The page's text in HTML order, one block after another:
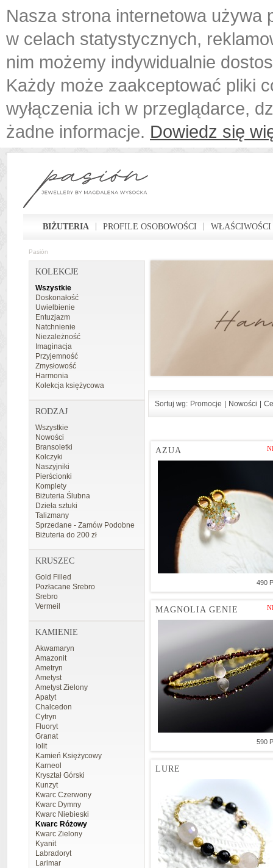
Nasza strona internetowa używa
w celach statystycznych,
nim możemy indywidualnie
Każdy może zaakceptować pliki
wyłączenia ich w przeglądarce,
żadne informacje. Dowiedz się
BIŻUTERIA PROFILE OSOBOWOŚCI
Pasión
KOLEKCJE
Wszystkie
Doskonałość
Uwielbienie
Entuzjazm
Natchnienie
Niezależność
Imaginacja
Przyjemność
Zmysłowość
Harmonia
Kolekcja księżycowa
RODZAJ
Wszystkie
Nowości
Bransoletki
Kolczyki
Naszyjniki
Pierścionki
Komplety
Biżuteria Ślubna
Dzieła sztuki
Talizmany
Sprzedane - Zamów Podobne
Biżuteria do 200 zł
KRUSZEC
Gold Filled
Pozłacane Srebro
Srebro
Vermeil
KAMIENIE
Akwamaryn
Amazonit
Ametryn
Ametyst
Ametyst Zielony
Apatyt
Chalcedon
Cytryn
Fluoryt
Granat
Iolit
Kamień Księżycowy
Karneol
Kryształ Górski
Kunzyt
Kwarc Czerwony
Kwarc Dymny
Kwarc Niebieski
Kwarc Różowy
Kwarc Zielony
Kyanit
Labradoryt
Larimar
Sortuj wg: Promocje Nowości
AZUA
490
MAGNOLIA GENIE
590
LURE